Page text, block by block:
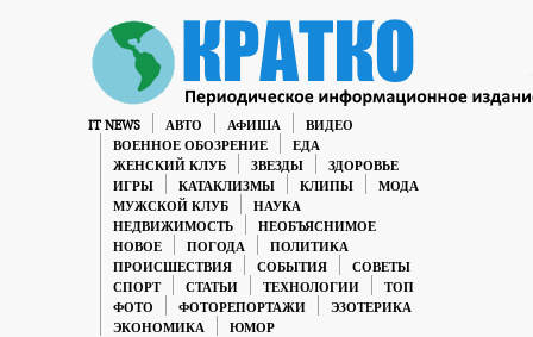
IT NEWS АВТО АФИША
ВИДЕО
ВОЕННОЕ ОБОЗРЕНИЕ
ЕДА
ЖЕНСКИЙ КЛУБ
ЗВЕЗДЫ
ЗДОРОВЬЕ
ИГРЫ
КАТАКЛИЗМЫ КЛИПЫ
МОДА
МУЖСКОЙ КЛУБ
НАУКА
НЕДВИЖИМОСТЬ
НЕОБЪЯСНИМОЕ
НОВОЕ
ПОГОДА
ПОЛИТИКА
ПРОИСШЕСТВИЯ
СОБЫТИЯ
СОВЕТЫ
СПОРТ
СТАТЬИ ТЕХНОЛОГИИ
ТОП
ФОТО
ФОТОРЕПОРТАЖИ
ЭЗОТЕРИКА
ЭКОНОМИКА
ЮМОР